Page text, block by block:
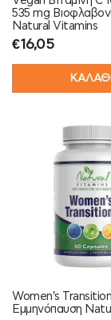
535 mg
Natural Vitamins
€16,05
ΚΑΛΑΘΙ
Women’s
Εμμηνόπαυση